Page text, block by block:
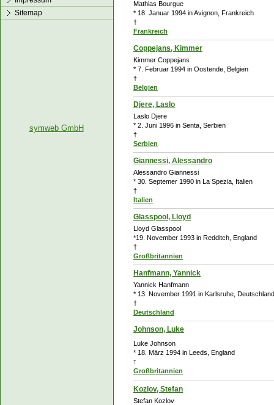
Mathias Bourgue
* 18. Januar 1994 in Avignon, Frankreich
†
Frankreich
Coppejans, Kimmer
Kimmer Coppejans
* 7. Februar 1994 in Oostende, Belgien
†
Belgien
Djere, Laslo
Laslo Djere
* 2. Juni 1996 in Senta, Serbien
†
Serbien
Giannessi, Alessandro
Alessandro Giannessi
* 30. Septemer 1990 in La Spezia, Italien
†
Italien
Glasspool, Lloyd
Lloyd Glasspool
*19. November 1993 in Redditch, England
†
Großbritannien
Hanfmann, Yannick
Yannick Hanfmann
* 13. November 1991 in Karlsruhe, Deutschland
†
Deutschland
Johnson, Luke
Luke Johnson
* 18. März 1994 in Leeds, England
†
Großbritannien
Kozlov, Stefan
Stefan Kozlov
Sitemap
symweb GmbH